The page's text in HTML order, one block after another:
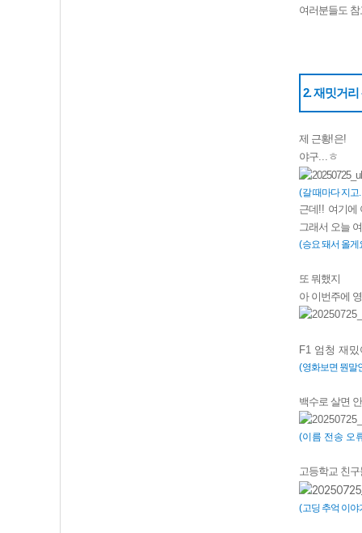
여러분들도
2. 재밋거
제 근황!은!
야구... ㅎ
(갈 때마다 지고
근데!! 여기에
그래서 오늘
(승요 돼서 올게
또 뭐했지
아 이번주에
F1 엄청 재밌
(영화보면 뭔말
백수로 살면
(이름 전송 오
고등학교 친
(고딩 추억 이